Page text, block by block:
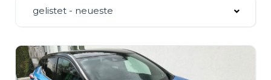
gelistet - neueste